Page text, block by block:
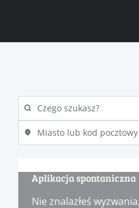
Aplikacja spontaniczna
Nie znalazłeś